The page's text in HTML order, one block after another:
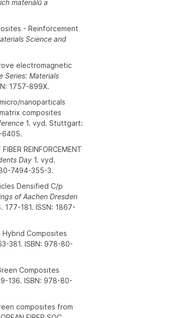
materiálů a
- Reinforcement
Science and
electromagnetic
Series: Materials
1757-899X.
nanoparticals
composites
1. vyd. Stuttgart:
6405.
REINFORCEMENT
Day 1. vyd.
7494-355-3.
Densified C/p
of Aachen Dresden
177-181. ISSN: 1867-
Hybrid Composites
381. ISBN: 978-80-
Composites
136. ISBN: 978-80-
composites from